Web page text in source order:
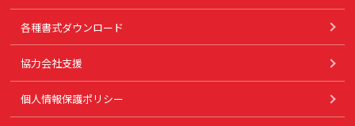
各種書式ダウンロード
協力会社支援
個人情報保護ポリシー